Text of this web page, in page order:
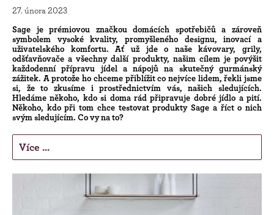
27. února 2023
Sage je prémiovou značkou domácích spotřebičů a zároveň
symbolem vysoké kvality, promyšleného designu, inovací a
uživatelského komfortu. Ať už jde o naše kávovary, grily,
odšťavňovače a všechny další produkty, našim cílem je povýšit
každodenní přípravu jídel a nápojů na skutečný gurmánský
zážitek. A protože ho chceme přiblížit co nejvíce lidem, řekli jsme
si, že to zkusíme i prostřednictvím vás, našich sledujících.
Hledáme někoho, kdo si doma rád připravuje dobré jídlo a pití.
Někoho, kdo při tom chce testovat produkty Sage a říct o nich
svým sledujícím. Co vy na to?
Více ...